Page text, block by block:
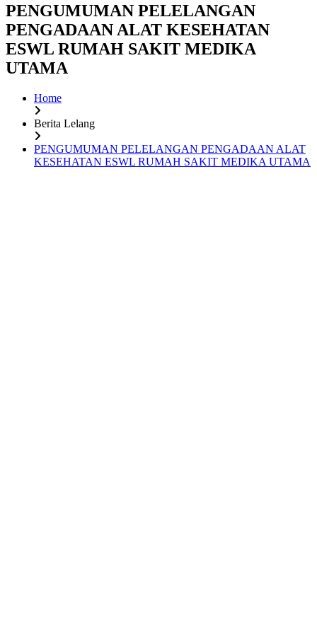
PENGUMUMAN PELELANGAN
PENGADAAN ALAT KESEHATAN
ESWL RUMAH SAKIT MEDIKA
UTAMA
Home
Berita Lelang
PENGUMUMAN PELELANGAN PENGADAAN ALAT
KESEHATAN ESWL RUMAH SAKIT MEDIKA UTAMA